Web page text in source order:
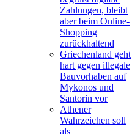
Zahlungen, bleibt
aber beim Online-
Shopping
zurückhaltend
Griechenland geht
hart gegen illegale
Bauvorhaben auf
Mykonos und
Santorin vor
Athener
Wahrzeichen soll
als